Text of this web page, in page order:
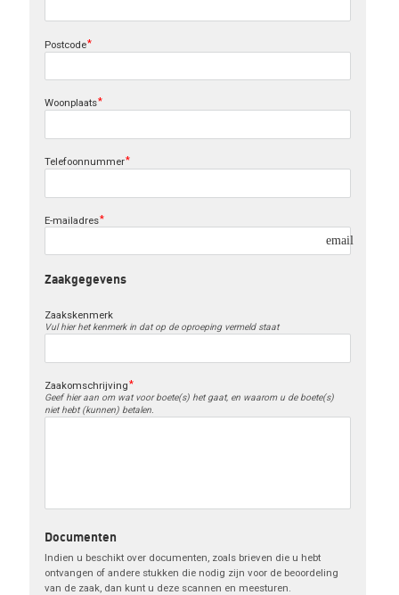
Postcode
Woonplaats
Telefoonnummer
E-mailadres
email
Zaakgegevens
Zaakskenmerk
Vul hier het kenmerk in dat op de oproeping vermeld staat
Zaakomschrijving
Geef hier aan om wat voor boete(s) het gaat, en waarom u de boete(s)
niet hebt (kunnen) betalen.
Documenten
Indien u beschikt over documenten, zoals brieven die u hebt
ontvangen of andere stukken die nodig zijn voor de beoordeling
van de zaak, dan kunt u deze scannen en meesturen.